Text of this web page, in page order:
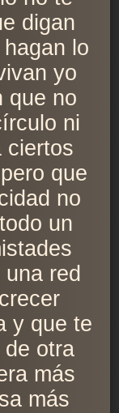
digan
lo
yo
que no
ni
ciertos
que
no
un
red
y que te
otra
más
más